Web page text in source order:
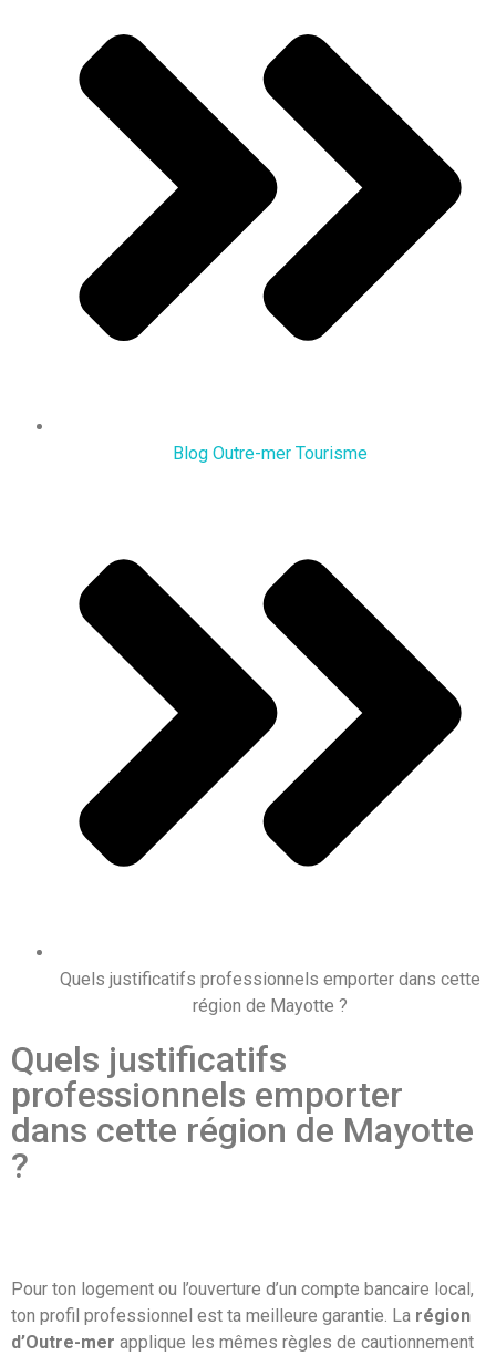
Blog Outre-mer Tourisme
Quels justificatifs professionnels emporter dans cette
région de Mayotte ?
Quels justificatifs
professionnels emporter
dans cette région de Mayotte
?
Pour ton logement ou l’ouverture d’un compte bancaire local,
ton profil professionnel est ta meilleure garantie. La région
d’Outre-mer applique les mêmes règles de cautionnement